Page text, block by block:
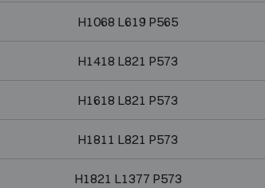
H1068 L619 P565
H1418 L821 P573
H1618 L821 P573
H1811 L821 P573
H1821 L1377 P573